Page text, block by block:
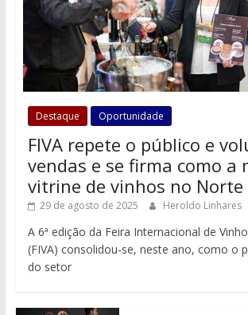
Destaque Oportunidade
FIVA repete o público e
vendas e se firma como a
vitrine de vinhos no Norte
29 de agosto de 2025 Heroldo Linhares
A 6ª edição da Feira Internacional de
(FIVA) consolidou-se, neste ano, como o
do setor